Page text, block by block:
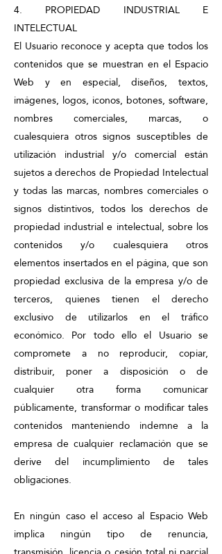
4. PROPIEDAD INDUSTRIAL E
INTELECTUAL
El Usuario reconoce y acepta que todos los
contenidos que se muestran en el Espacio
Web y en especial, diseños, textos,
imágenes, logos, iconos, botones, software,
nombres comerciales, marcas, o
cualesquiera otros signos susceptibles de
utilización industrial y/o comercial están
sujetos a derechos de Propiedad Intelectual
y todas las marcas, nombres comerciales o
signos distintivos, todos los derechos de
propiedad industrial e intelectual, sobre los
contenidos y/o cualesquiera otros
elementos insertados en el página, que son
propiedad exclusiva de la empresa y/o de
terceros, quienes tienen el derecho
exclusivo de utilizarlos en el tráfico
económico. Por todo ello el Usuario se
compromete a no reproducir, copiar,
distribuir, poner a disposición o de
cualquier otra forma comunicar
públicamente, transformar o modificar tales
contenidos manteniendo indemne a la
empresa de cualquier reclamación que se
derive del incumplimiento de tales
obligaciones.
En ningún caso el acceso al Espacio Web
implica ningún tipo de renuncia,